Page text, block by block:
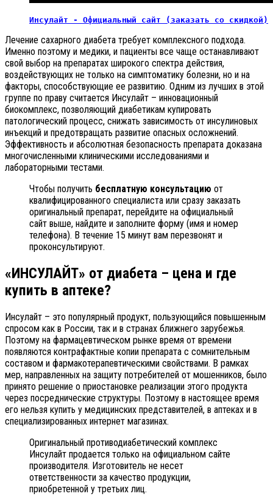
Инсулайт - Официальный сайт (заказать со скидкой)
Лечение сахарного диабета требует комплексного подхода.
Именно поэтому и медики, и пациенты все чаще останавливают
свой выбор на препаратах широкого спектра действия,
воздействующих не только на симптоматику болезни, но и на
факторы, способствующие ее развитию. Одним из лучших в этой
группе по праву считается Инсулайт – инновационный
биокомплекс, позволяющий диабетикам купировать
патологический процесс, снижать зависимость от инсулиновых
инъекций и предотвращать развитие опасных осложнений.
Эффективность и абсолютная безопасность препарата доказана
многочисленными клиническими исследованиями и
лабораторными тестами.
Чтобы получить бесплатную консультацию от
квалифицированного специалиста или сразу заказать
оригинальный препарат, перейдите на официальный
сайт выше, найдите и заполните форму (имя и номер
телефона). В течение 15 минут вам перезвонят и
проконсультируют.
«ИНСУЛАЙТ» от диабета – цена и где
купить в аптеке?
Инсулайт – это популярный продукт, пользующийся повышенным
спросом как в России, так и в странах ближнего зарубежья.
Поэтому на фармацевтическом рынке время от времени
появляются контрафактные копии препарата с сомнительным
составом и фармакотерапевтическими свойствами. В рамках
мер, направленных на защиту потребителей от мошенников, было
принято решение о приостановке реализации этого продукта
через посреднические структуры. Поэтому в настоящее время
его нельзя купить у медицинских представителей, в аптеках и в
специализированных интернет магазинах.
Оригинальный противодиабетический комплекс
Инсулайт продается только на официальном сайте
производителя. Изготовитель не несет
ответственности за качество продукции,
приобретенной у третьих лиц.